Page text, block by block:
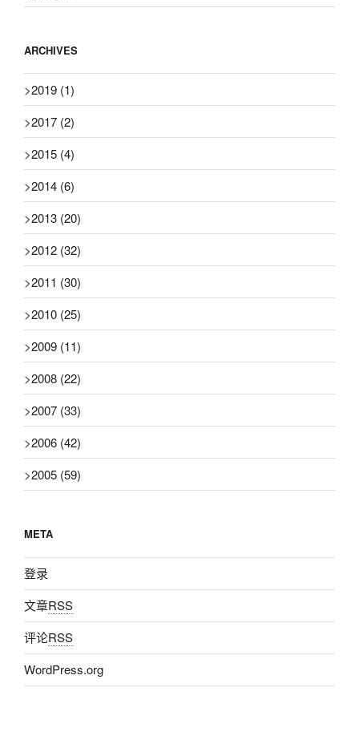
ARCHIVES
>2019 (1)
>2017 (2)
>2015 (4)
>2014 (6)
>2013 (20)
>2012 (32)
>2011 (30)
>2010 (25)
>2009 (11)
>2008 (22)
>2007 (33)
>2006 (42)
>2005 (59)
META
登录
文章RSS
评论RSS
WordPress.org